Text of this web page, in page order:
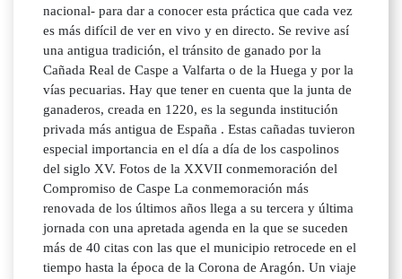
nacional- para dar a conocer esta práctica que cada vez
es más difícil de ver en vivo y en directo. Se revive así
una antigua tradición, el tránsito de ganado por la
Cañada Real de Caspe a Valfarta o de la Huega y por la
vías pecuarias. Hay que tener en cuenta que la junta de
ganaderos, creada en 1220, es la segunda institución
privada más antigua de España . Estas cañadas tuvieron
especial importancia en el día a día de los caspolinos
del siglo XV. Fotos de la XXVII conmemoración del
Compromiso de Caspe La conmemoración más
renovada de los últimos años llega a su tercera y última
jornada con una apretada agenda en la que se suceden
más de 40 citas con las que el municipio retrocede en el
tiempo hasta la época de la Corona de Aragón. Un viaje